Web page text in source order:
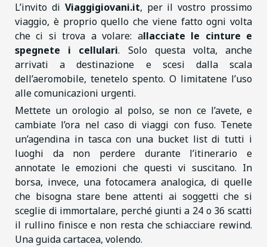
L’invito di Viaggigiovani.it, per il vostro prossimo
viaggio, è proprio quello che viene fatto ogni volta
che ci si trova a volare: allacciate le cinture e
spegnete i cellulari. Solo questa volta, anche
arrivati a destinazione e scesi dalla scala
dell’aeromobile, tenetelo spento. O limitatene l’uso
alle comunicazioni urgenti.
Mettete un orologio al polso, se non ce l’avete, e
cambiate l’ora nel caso di viaggi con fuso. Tenete
un’agendina in tasca con una bucket list di tutti i
luoghi da non perdere durante l’itinerario e
annotate le emozioni che questi vi suscitano. In
borsa, invece, una fotocamera analogica, di quelle
che bisogna stare bene attenti ai soggetti che si
sceglie di immortalare, perché giunti a 24 o 36 scatti
il rullino finisce e non resta che schiacciare rewind.
Una guida cartacea, volendo.